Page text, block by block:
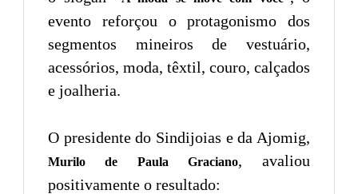
evento reforçou o protagonismo dos
segmentos mineiros de vestuário,
acessórios, moda, têxtil, couro, calçados
e joalheria.
O presidente do Sindijoias e da Ajomig,
Murilo de Paula Graciano, avaliou
positivamente o resultado: